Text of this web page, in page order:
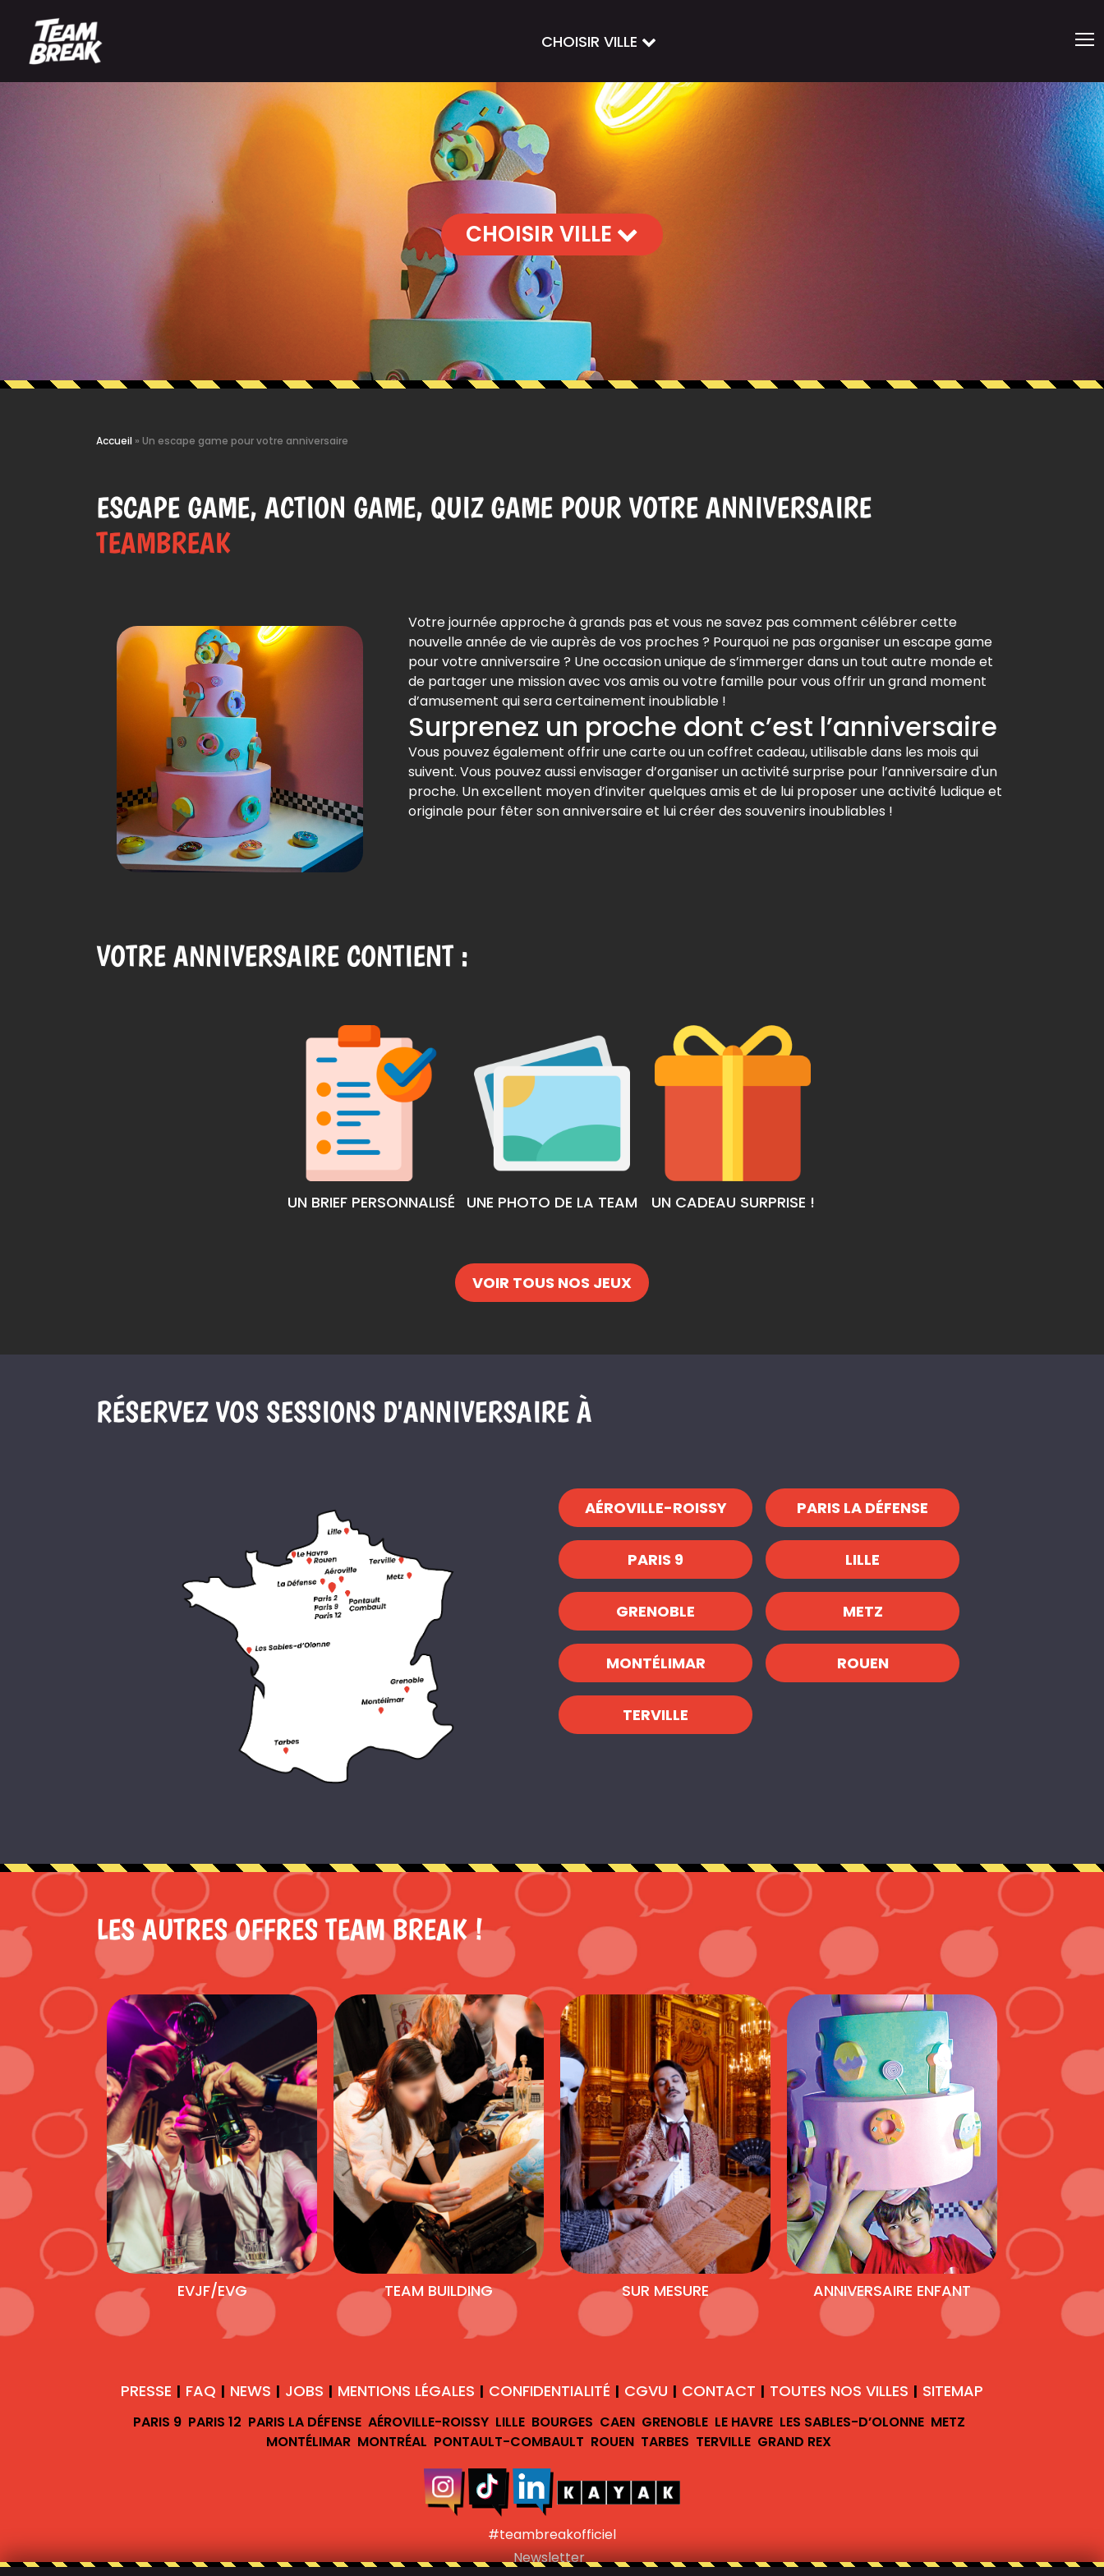
CHOISIR VILLE
CHOISIR VILLE
Accueil » Un escape game pour votre anniversaire
ESCAPE GAME, ACTION GAME, QUIZ GAME POUR VOTRE ANNIVERSAIRE
TEAMBREAK
Votre journée approche à grands pas et vous ne savez pas comment célébrer cette
nouvelle année de vie auprès de vos proches ? Pourquoi ne pas organiser un escape game
pour votre anniversaire ? Une occasion unique de s’immerger dans un tout autre monde et
de partager une mission avec vos amis ou votre famille pour vous offrir un grand moment
d’amusement qui sera certainement inoubliable !
Surprenez un proche dont c’est l’anniversaire
Vous pouvez également offrir une carte ou un coffret cadeau, utilisable dans les mois qui
suivent. Vous pouvez aussi envisager d’organiser un activité surprise pour l’anniversaire d'un
proche. Un excellent moyen d’inviter quelques amis et de lui proposer une activité ludique et
originale pour fêter son anniversaire et lui créer des souvenirs inoubliables !
VOTRE ANNIVERSAIRE CONTIENT :
UN BRIEF PERSONNALISÉ UNE PHOTO DE LA TEAM UN CADEAU SURPRISE !
VOIR TOUS NOS JEUX
RÉSERVEZ VOS SESSIONS D'ANNIVERSAIRE À
AÉROVILLE-ROISSY PARIS LA DÉFENSE
PARIS 9 LILLE
GRENOBLE METZ
MONTÉLIMAR ROUEN
TERVILLE
LES AUTRES OFFRES TEAM BREAK !
EVJF/EVG TEAM BUILDING SUR MESURE ANNIVERSAIRE ENFANT
PRESSE | FAQ | NEWS | JOBS | MENTIONS LÉGALES | CONFIDENTIALITÉ | CGVU | CONTACT | TOUTES NOS VILLES | SITEMAP
PARIS 9 PARIS 12 PARIS LA DÉFENSE AÉROVILLE-ROISSY LILLE BOURGES CAEN GRENOBLE LE HAVRE LES SABLES-D’OLONNE METZ
MONTÉLIMAR MONTRÉAL PONTAULT-COMBAULT ROUEN TARBES TERVILLE GRAND REX
#teambreakofficiel
Newsletter